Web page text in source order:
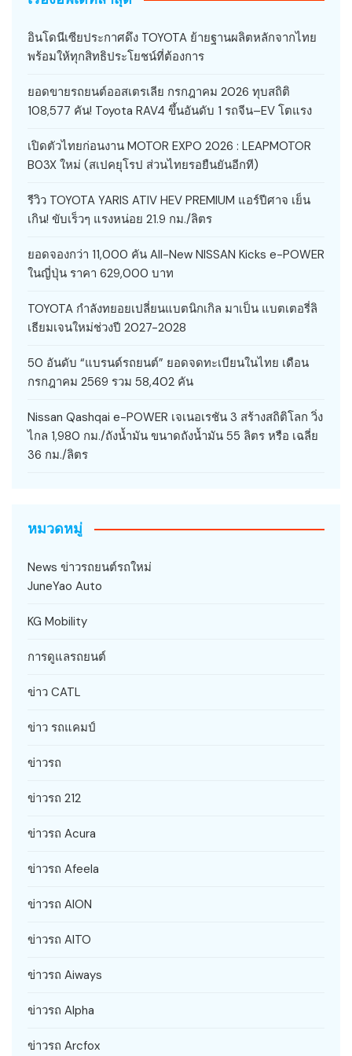
อินโดนีเซียประกาศดึง TOYOTA ย้ายฐานผลิตหลักจากไทย
พร้อมให้ทุกสิทธิประโยชน์ที่ต้องการ
ยอดขายรถยนต์ออสเตรเลีย กรกฎาคม 2026 ทุบสถิติ
108,577 คัน! Toyota RAV4 ขึ้นอันดับ 1 รถจีน–EV โตแรง
เปิดตัวไทยก่อนงาน MOTOR EXPO 2026 : LEAPMOTOR
B03X ใหม่ (สเปคยุโรป ส่วนไทยรอยืนยันอีกที)
รีวิว TOYOTA YARIS ATIV HEV PREMIUM แอร์ปีศาจ เย็น
เกิน! ขับเร็วๆ แรงหน่อย 21.9 กม./ลิตร
ยอดจองกว่า 11,000 คัน All-New NISSAN Kicks e-POWER
ในญี่ปุ่น ราคา 629,000 บาท
TOYOTA กำลังทยอยเปลี่ยนแบตนิกเกิล มาเป็น แบตเตอรี่ลิ
เธียมเจนใหม่ช่วงปี 2027-2028
50 อันดับ “แบรนด์รถยนต์” ยอดจดทะเบียนในไทย เดือน
กรกฎาคม 2569 รวม 58,402 คัน
Nissan Qashqai e-POWER เจเนอเรชัน 3 สร้างสถิติโลก วิ่ง
ไกล 1,980 กม./ถังน้ำมัน ขนาดถังน้ำมัน 55 ลิตร หรือ เฉลี่ย
36 กม./ลิตร
หมวดหมู่
News ข่าวรถยนต์รถใหม่
JuneYao Auto
KG Mobility
การดูแลรถยนต์
ข่าว CATL
ข่าว รถแคมป์
ข่าวรถ
ข่าวรถ 212
ข่าวรถ Acura
ข่าวรถ Afeela
ข่าวรถ AION
ข่าวรถ AITO
ข่าวรถ Aiways
ข่าวรถ Alpha
ข่าวรถ Arcfox